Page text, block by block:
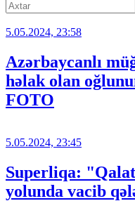
5.05.2024, 23:58
Azərbaycanlı
həlak olan
FOTO
5.05.2024, 23:45
Superliqa:
yolunda vacib